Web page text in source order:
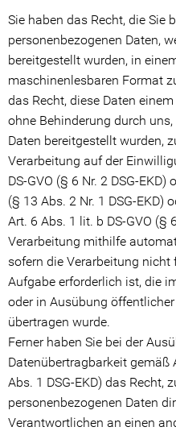
Sie haben das Recht, die Sie
personenbezogenen Daten,
bereitgestellt wurden, in
maschinenlesbaren Format
das Recht, diese Daten
ohne Behinderung durch
Daten bereitgestellt wurden,
Verarbeitung auf der
DS-GVO (§ 6 Nr. 2 DSG-
(§ 13 Abs. 2 Nr. 1 DSG-EKD)
Art. 6 Abs. 1 lit. b DS-GVO (§
Verarbeitung mithilfe
sofern die Verarbeitung
Aufgabe erforderlich ist, die
oder in Ausübung
übertragen wurde.
Ferner haben Sie bei der
Datenübertragbarkeit gemäß
Abs. 1 DSG-EKD) das Recht,
personenbezogenen Daten
Verantwortlichen an einen